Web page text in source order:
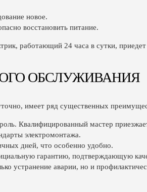
новое.
восстановить питание.
работающий 24 часа в сутки,
ОБСЛУЖИВАНИЯ
имеет ряд существенных
Квалифицированный мастер
электромонтажа.
дней, что особенно удобно.
гарантию, подтверждающую
устранение аварии, но и